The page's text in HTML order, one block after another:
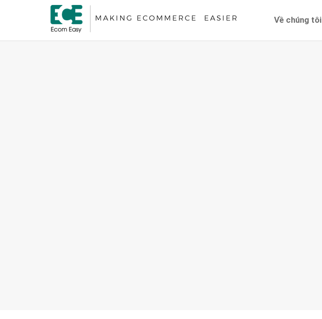
Về chúng tôi